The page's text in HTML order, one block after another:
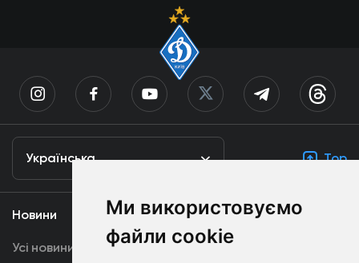
Ми використовуємо
файли cookie
Українська Top
Новини
Усі новини
Медіа
Динамо TV